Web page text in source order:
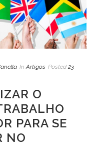
In Artigos Posted 23
O
PARA SE
NO